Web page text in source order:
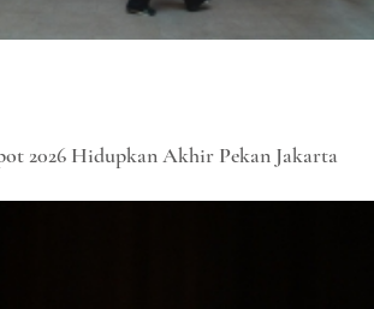
2026 Hidupkan Akhir Pekan Jakarta